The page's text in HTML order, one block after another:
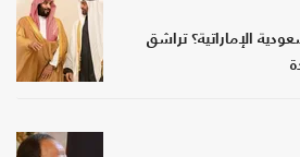
الإماراتية؟ تراشق